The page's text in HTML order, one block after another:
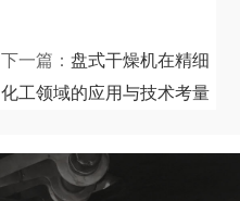
下一篇：盘式干燥机在精细
化工领域的应用与技术考量